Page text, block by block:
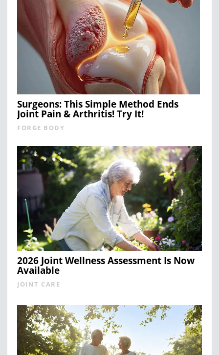
Surgeons: This Simple Method Ends
Joint Pain & Arthritis! Try It!
FORGE BODY
2026 Joint Wellness Assessment Is Now
Available
JOINT CARE